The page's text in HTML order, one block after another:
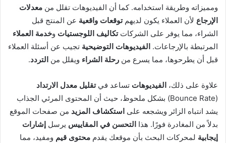
ومميزاته وطريقة استخدامه. كما أن الفيديوهات تقلل من معدلات
الإرجاع لأن العملاء يكون لديهمتوقعات واقعية عن المنتج قبل
الشراء، مما يوفر على الشركاتتكاليف اللوجستيات وخدمة العملاء
المرتبطة بالإرجاعات. الفيديوهات التوضيحية تجيب عن أسئلة العملاء
قبل أن يطرحوها، مما يسرع من رحلة الشراء ويقلل من التردد.
علاوة على ذلك، الفيديوهات تساعد فيتقليل معدل الارتداد
(Bounce Rate) بشكل ملحوظ، حيث أن المحتوى المرئي الجذاب
يشد انتباه الزائر ويشجعه على استكشاف المزيد من صفحات الموقع
بدلاً من المغادرة فورًا. هذا التحسن في المقاييس يرسل إشارات
إيجابية لمحركات البحث بأن موقعك يقدم محتوى قيم ومفيد، مما